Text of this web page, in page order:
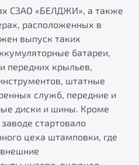
СЗАО «БЕЛДЖИ», а также
расположенных в
выпуск таких
батареи,
передних крыльев,
штатные
служб, передние и
диски и шины. Кроме
стартовало
цеха штамповки, где